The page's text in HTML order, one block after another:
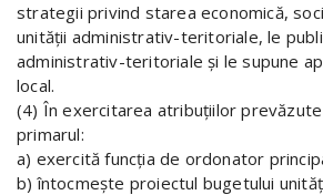
strategii privind starea economică,
unităţii administrativ-teritoriale, le
administrativ-teritoriale şi le supune
local.
(4) În exercitarea atribuţiilor prevăzute
primarul:
a) exercită funcţia de ordonator
b) întocmeşte proiectul bugetului